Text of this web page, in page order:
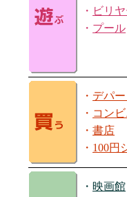
・ ビリ
・ プール
・ デパー
・ コン
・ 書店
・ 100円
・ 映画館